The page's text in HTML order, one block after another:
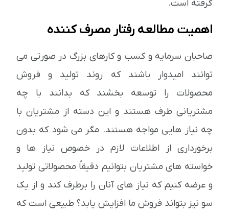
گرفته است.
اهمیت مطالعه رفتار مصرف کننده
صاحبان سرمایه و کسب و کارهای بزرگ در صورتی می
توانند امیدوار باشند که روند تولید و فروش
محصولات را توسعه بخشند که بدانند با چه
مشتریانی طرف هستند و این دسته از مشتریان با
چه نیاز هایی مواجه هستند. مگر می شود که بدون
برخورداری از اطلاعات لازم در خصوص نیاز ها و
خواسته های مشتریان بتوانیم دقیقاً محصولاتی تولید
و عرضه کنیم که نیاز های آنان را برطرف کند و از یک
سو نیز بتواند فروش ما افزایش یابد؟ طبیعی است که